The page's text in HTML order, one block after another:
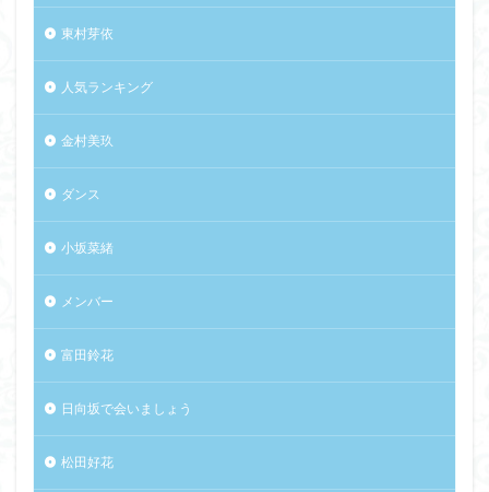
東村芽依
人気ランキング
金村美玖
ダンス
小坂菜緒
メンバー
富田鈴花
日向坂で会いましょう
松田好花